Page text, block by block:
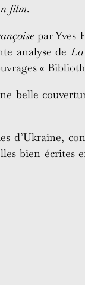
film.
par Yves
analyse de
«
belle
d’Ukraine,
bien